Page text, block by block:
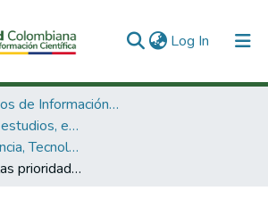
Log In (current)
3. Recursos de Información Científica y Tecnológica
3.2.1. Políticas, estudios, evaluaciones e indicadores de CTeI
Políticas de Ciencia, Tecnología e Innovación
Reunion sobre las prioridades científico-tecnológicas y laplanificacion económica y social.